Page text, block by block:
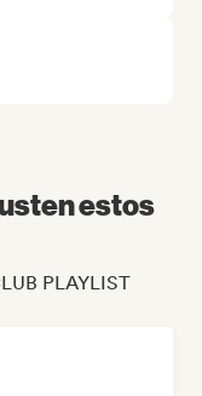
estos
PLAYLIST